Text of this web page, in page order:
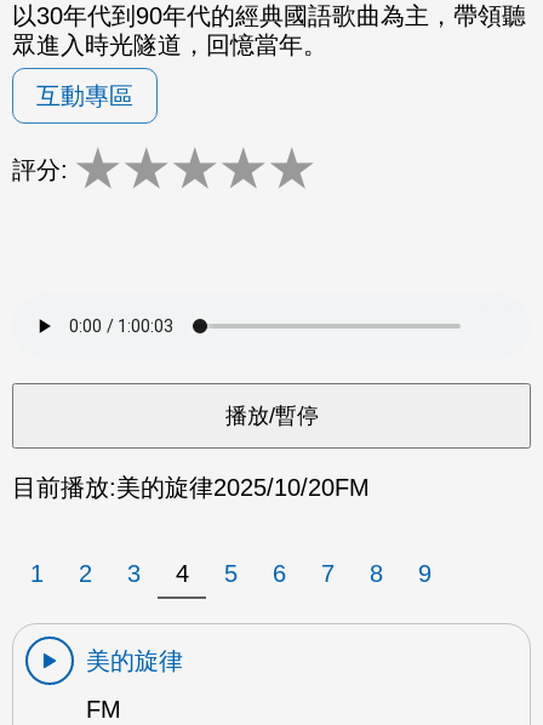
以30年代到90年代的經典國語歌曲為主，帶領聽
眾進入時光隧道，回憶當年。
互動專區
評分: ★★★★★
目前播放:美的旋律2025/10/20FM
1 2 3 4 5 6 7 8 9
美的旋律
FM